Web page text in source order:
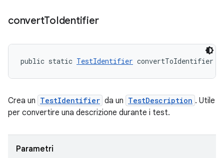
convertToIdentifier
public static TestIdentifier convertToIdentifier (
Crea un TestIdentifier da un TestDescription . Utile
per convertire una descrizione durante i test.
Parametri